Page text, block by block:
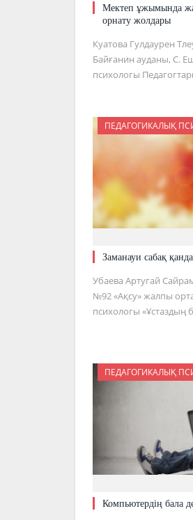
Мектеп ұжымында
орнату жолдары
Куатова Гулдаурен
Байғанин ауданы, С.
психологы
ПЕДАГОГИКАЛЫҚ
Заманауи сабақ
Убаева Артугай
№92 «Ақсу» жалпы
психологы «Ұстаздың
ПЕДАГОГИКАЛЫҚ
Компьютердің бала